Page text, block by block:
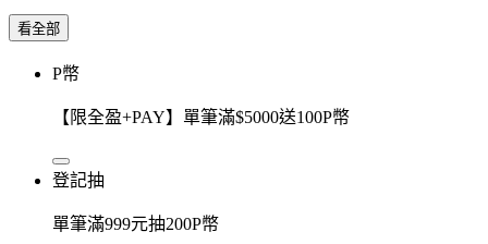
看全部
P幣
【限全盈+PAY】單筆滿$5000送100P幣
登記抽
單筆滿999元抽200P幣